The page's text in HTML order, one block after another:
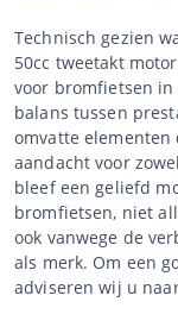
Technisch gezien
50cc tweetakt
voor bromfietsen in
balans tussen
omvatte
aandacht voor
bleef een geliefd
bromfietsen, niet
ook vanwege de
als merk. Om een
adviseren wij u